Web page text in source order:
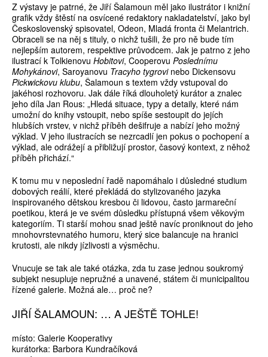
Z výstavy je patrné, že Jiří Šalamoun měl jako ilustrátor i knižní
grafik vždy štěstí na osvícené redaktory nakladatelství, jako byl
Československý spisovatel, Odeon, Mladá fronta či Melantrich.
Obraceli se na něj s tituly, o nichž tušili, že pro ně bude tím
nejlepším autorem, respektive průvodcem. Jak je patrno z jeho
ilustrací k Tolkienovu Hobitovi, Cooperovu Poslednímu
Mohykánovi, Saroyanovu Tracyho tygrovinebo Dickensovu
Pickwickovu klubu, Šalamoun s textem vždy vstupoval do
jakéhosi rozhovoru. Jak dále říká dlouholetý kurátor a znalec
jeho díla Jan Rous: „Hledá situace, typy a detaily, které nám
umožní do knihy vstoupit, nebo spíše sestoupit do jejích
hlubších vrstev, v nichž příběh dešifruje a nabízí jeho možný
výklad. V jeho ilustracích se nezrcadlí jen pokus o pochopení a
výklad, ale odrážejí a přibližují prostor, časový kontext, z něhož
příběh přichází.“
K tomu mu v neposlední řadě napomáhalo i důsledné studium
dobových reálií, které překládá do stylizovaného jazyka
inspirovaného dětskou kresbou či lidovou, často jarmareční
poetikou, která je ve svém důsledku přístupná všem věkovým
kategoriím. Ti starší mohou snad ještě navíc proniknout do jeho
mnohovrstevnatého humoru, který sice balancuje na hranici
krutosti, ale nikdy jízlivosti a výsměchu.
Vnucuje se tak ale také otázka, zda tu zase jednou soukromý
subjekt nesupluje nepružné a unavené, státem či municipalitou
řízené galerie. Možná ale… proč ne?
JIŘÍ ŠALAMOUN: … A JEŠTĚ TOHLE!
místo: Galerie Kooperativy
kurátorka: Barbora Kundračíková